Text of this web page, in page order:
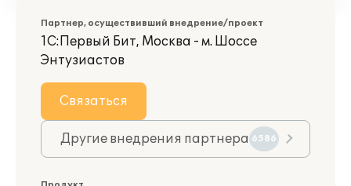
Партнер, осуществивший внедрение/проект
1С:Первый Бит, Москва - м. Шоссе
Энтузиастов
Связаться
Другие внедрения партнера 6586